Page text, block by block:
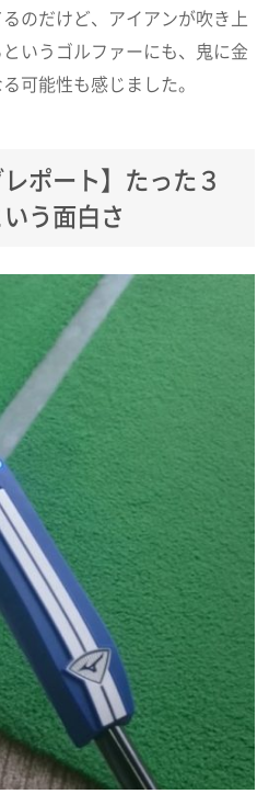
のだけど、アイアンが吹き上
いうゴルファーにも、鬼に金
可能性も感じました。
ポート】たった３
う面白さ